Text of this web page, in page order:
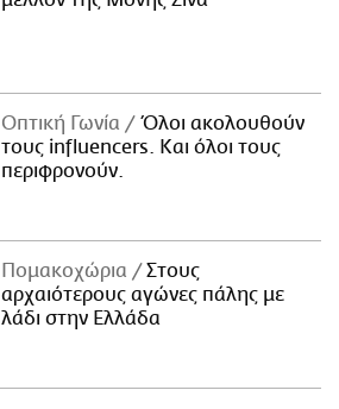
Οπτική Γωνία
Όλοι ακολουθούν
τους influencers. Και όλοι τους
περιφρονούν.
Πομακοχώρια
Στους
αρχαιότερους αγώνες πάλης με
λάδι στην Ελλάδα